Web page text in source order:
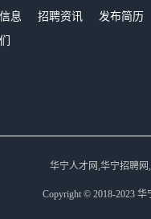
息 招聘资讯 发布简历
华宁人才网,华宁招聘
Copyright © 2018-2023 华